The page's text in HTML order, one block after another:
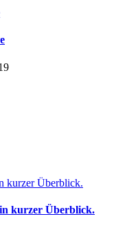
kurzer Überblick.
kurzer Überblick.